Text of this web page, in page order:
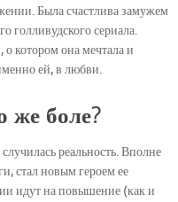
Была счастлива замужем
голливудского сериала.
котором она мечтала и
ей, в любви.
боле?
реальность. Вполне
стал новым героем ее
идут на повышение (как и